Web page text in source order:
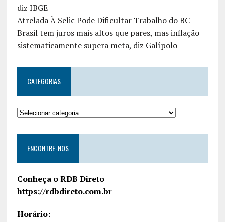
diz IBGE
Atrelada À Selic Pode Dificultar Trabalho do BC
Brasil tem juros mais altos que pares, mas inflação
sistematicamente supera meta, diz Galípolo
CATEGORIAS
ENCONTRE-NOS
Conheça o RDB Direto
https://rdbdireto.com.br
Horário: